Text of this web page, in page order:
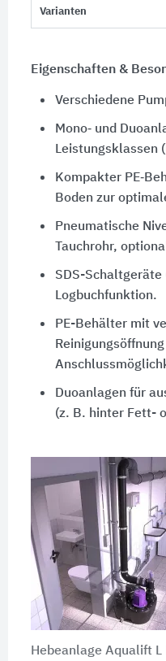
Varianten
Eigenschaften &
Verschiedene
Mono‑ und
Leistungsklassen
Kompakter
Boden zur
Pneumatische
Tauchrohr,
SDS-
Logbuchfunktion.
PE-Behälter mit
Duoanlagen für
(z. B. hinter Fett-
Hebeanlage Aqualift